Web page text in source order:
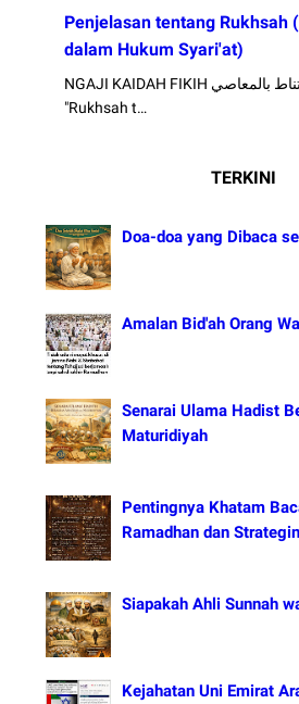
Penjelasan tentang Rukhsah
dalam Hukum Syari'at)
NGAJI KAIDAH FIKIH الرخص لا تناط بالمعاصي
"Rukhsah t…
TERKINI
Doa-doa yang Dibaca
Amalan Bid'ah Orang
Senarai Ulama Hadist
Maturidiyah
Pentingnya Khatam
Ramadhan dan
Siapakah Ahli Sunnah
Kejahatan Uni Emirat